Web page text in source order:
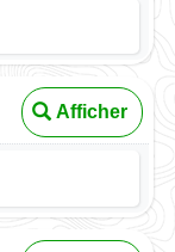
Afficher